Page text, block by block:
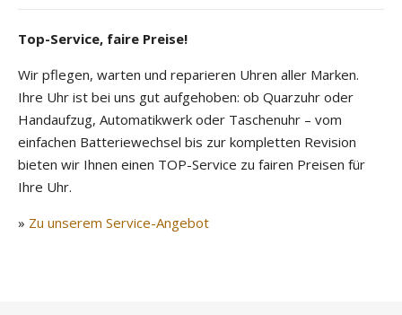
Top-Service, faire Preise!
Wir pflegen, warten und reparieren Uhren aller Marken.
Ihre Uhr ist bei uns gut aufgehoben: ob Quarzuhr oder
Handaufzug, Automatikwerk oder Taschenuhr – vom
einfachen Batteriewechsel bis zur kompletten Revision
bieten wir Ihnen einen TOP-Service zu fairen Preisen für
Ihre Uhr.
» Zu unserem Service-Angebot